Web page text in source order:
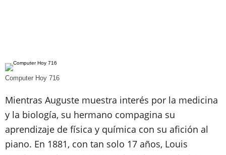
Computer Hoy 716
Mientras Auguste muestra interés por la medicina
y la biología, su hermano compagina su
aprendizaje de física y química con su afición al
piano. En 1881, con tan solo 17 años, Louis